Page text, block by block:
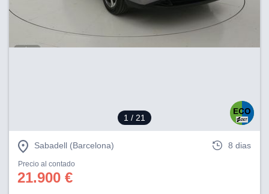
1 / 21
Sabadell (Barcelona) 8 dias
Precio al contado
21.900 €